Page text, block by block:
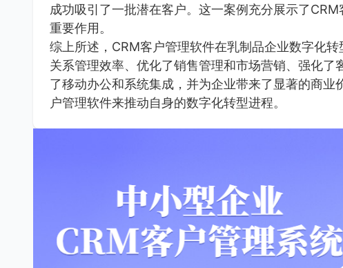
成功吸引了一批潜在客户。这一案例充分展示了
重要作用。
综上所述，CRM客户管理软件在乳制品企业数字化
关系管理效率、优化了销售管理和市场营销、强化
了移动办公和系统集成，并为企业带来了显著的商
户管理软件来推动自身的数字化转型进程。